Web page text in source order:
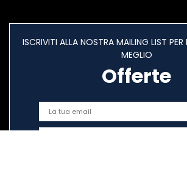
ISCRIVITI ALLA NOSTRA MAILING LIST PER
MEGLIO
Offerte